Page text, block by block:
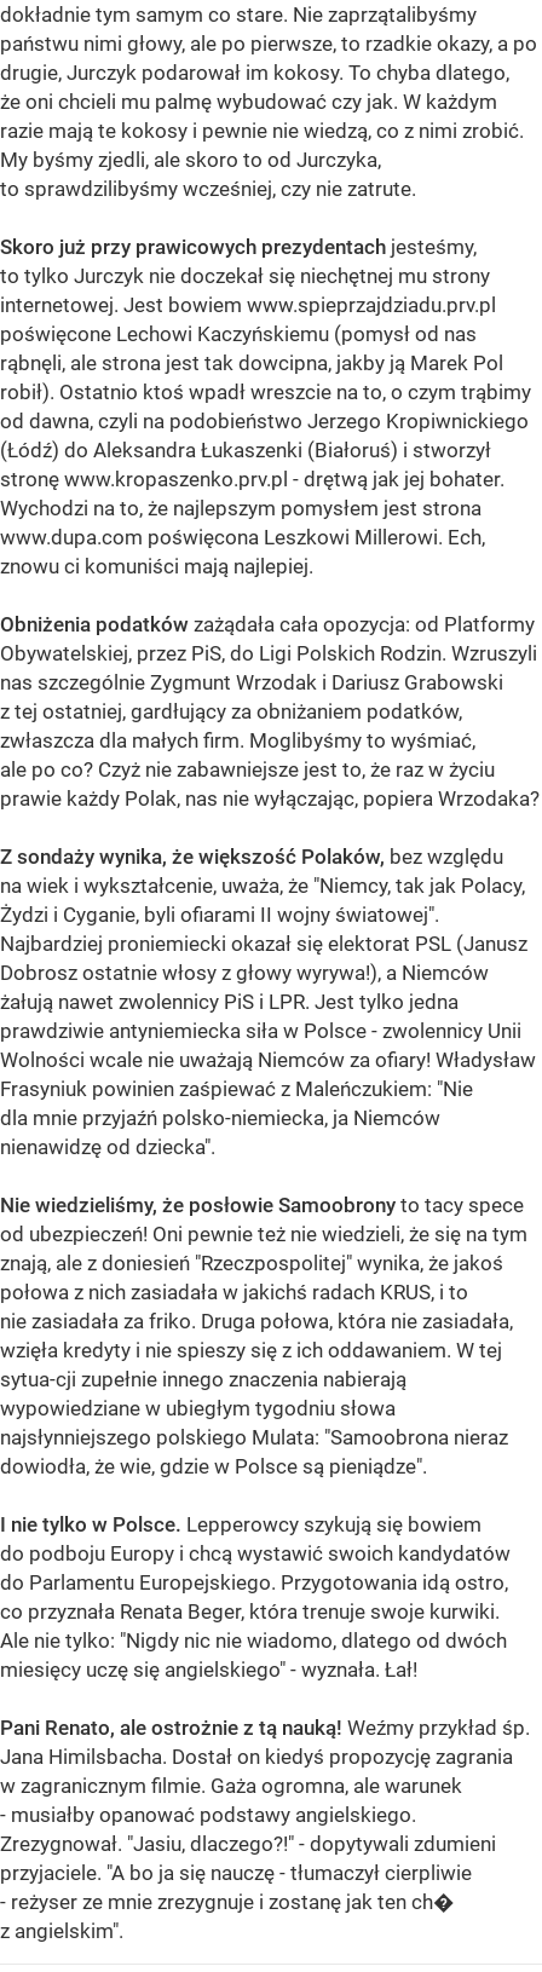
dokładnie tym samym co stare. Nie zaprzątalibyśmy
państwu nimi głowy, ale po pierwsze, to rzadkie okazy, a po
drugie, Jurczyk podarował im kokosy. To chyba dlatego,
że oni chcieli mu palmę wybudować czy jak. W każdym
razie mają te kokosy i pewnie nie wiedzą, co z nimi zrobić.
My byśmy zjedli, ale skoro to od Jurczyka,
to sprawdzilibyśmy wcześniej, czy nie zatrute.
Skoro już przy prawicowych prezydentach jesteśmy,
to tylko Jurczyk nie doczekał się niechętnej mu strony
internetowej. Jest bowiem www.spieprzajdziadu.prv.pl
poświęcone Lechowi Kaczyńskiemu (pomysł od nas
rąbnęli, ale strona jest tak dowcipna, jakby ją Marek Pol
robił). Ostatnio ktoś wpadł wreszcie na to, o czym trąbimy
od dawna, czyli na podobieństwo Jerzego Kropiwnickiego
(Łódź) do Aleksandra Łukaszenki (Białoruś) i stworzył
stronę www.kropaszenko.prv.pl - drętwą jak jej bohater.
Wychodzi na to, że najlepszym pomysłem jest strona
www.dupa.com poświęcona Leszkowi Millerowi. Ech,
znowu ci komuniści mają najlepiej.
Obniżenia podatków zażądała cała opozycja: od Platformy
Obywatelskiej, przez PiS, do Ligi Polskich Rodzin. Wzruszyli
nas szczególnie Zygmunt Wrzodak i Dariusz Grabowski
z tej ostatniej, gardłujący za obniżaniem podatków,
zwłaszcza dla małych firm. Moglibyśmy to wyśmiać,
ale po co? Czyż nie zabawniejsze jest to, że raz w życiu
prawie każdy Polak, nas nie wyłączając, popiera Wrzodaka?
Z sondaży wynika, że większość Polaków, bez względu
na wiek i wykształcenie, uważa, że "Niemcy, tak jak Polacy,
Żydzi i Cyganie, byli ofiarami II wojny światowej".
Najbardziej proniemiecki okazał się elektorat PSL (Janusz
Dobrosz ostatnie włosy z głowy wyrywa!), a Niemców
żałują nawet zwolennicy PiS i LPR. Jest tylko jedna
prawdziwie antyniemiecka siła w Polsce - zwolennicy Unii
Wolności wcale nie uważają Niemców za ofiary! Władysław
Frasyniuk powinien zaśpiewać z Maleńczukiem: "Nie
dla mnie przyjaźń polsko-niemiecka, ja Niemców
nienawidzę od dziecka".
Nie wiedzieliśmy, że posłowie Samoobrony to tacy spece
od ubezpieczeń! Oni pewnie też nie wiedzieli, że się na tym
znają, ale z doniesień "Rzeczpospolitej" wynika, że jakoś
połowa z nich zasiadała w jakichś radach KRUS, i to
nie zasiadała za friko. Druga połowa, która nie zasiadała,
wzięła kredyty i nie spieszy się z ich oddawaniem. W tej
sytua-cji zupełnie innego znaczenia nabierają
wypowiedziane w ubiegłym tygodniu słowa
najsłynniejszego polskiego Mulata: "Samoobrona nieraz
dowiodła, że wie, gdzie w Polsce są pieniądze".
I nie tylko w Polsce. Lepperowcy szykują się bowiem
do podboju Europy i chcą wystawić swoich kandydatów
do Parlamentu Europejskiego. Przygotowania idą ostro,
co przyznała Renata Beger, która trenuje swoje kurwiki.
Ale nie tylko: "Nigdy nic nie wiadomo, dlatego od dwóch
miesięcy uczę się angielskiego" - wyznała. Łał!
Pani Renato, ale ostrożnie z tą nauką! Weźmy przykład śp.
Jana Himilsbacha. Dostał on kiedyś propozycję zagrania
w zagranicznym filmie. Gaża ogromna, ale warunek
- musiałby opanować podstawy angielskiego.
Zrezygnował. "Jasiu, dlaczego?!" - dopytywali zdumieni
przyjaciele. "A bo ja się nauczę - tłumaczył cierpliwie
- reżyser ze mnie zrezygnuje i zostanę jak ten ch�
z angielskim".